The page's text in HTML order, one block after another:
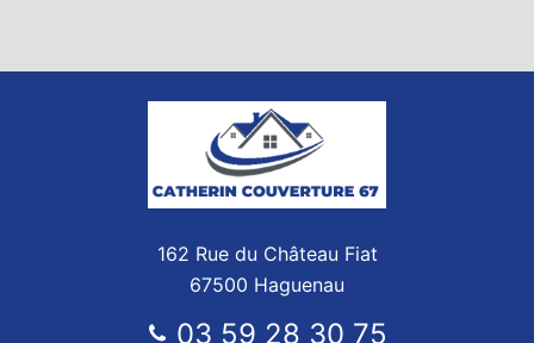
162 Rue du Château Fiat
67500 Haguenau
03 59 28 30 75